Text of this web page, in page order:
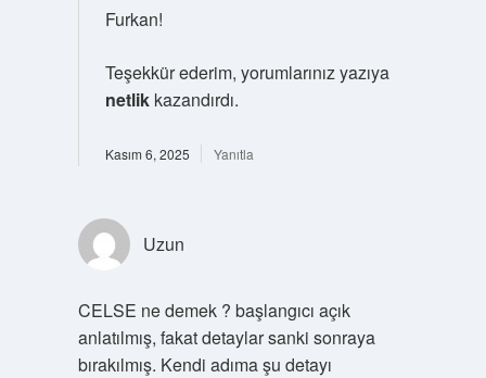
Furkan!
Teşekkür ederim, yorumlarınız yazıya
netlikkazandırdı.
Kasım 6, 2025 Yanıtla
Uzun
CELSE ne demek ? başlangıcı açık
anlatılmış, fakat detaylar sanki sonraya
bırakılmış. Kendi adıma şu detayı